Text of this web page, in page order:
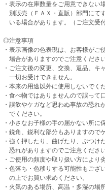
・表示の在庫数量をご用意できな
別販売（ＦＡＸ・直販）部門にて
いる場合があります。（ご注文受
◎注意事項
・表示画像の色表現は、お客様がご
場合がありますのでご注意くださ
・ご注文後の変更、交換、返品、キ
一切お受けできません。
・本来の用途以外に使用しないでく
・食べ物ではありませんので誤って
・誤飲やケガなど思わぬ事故の恐れ
でください。
・小さなお子様の手の届かない所に
・鋭角、鋭利な部分もありますので
・強く押したり、曲げたり、ぶつけ
恐れがありますのでご注意くださ
・ご使用の頻度や取り扱い方により
・色落ち・色移りする可能性もござ
の上でお買い求めください。
・火気のある場所、高温・多湿の場